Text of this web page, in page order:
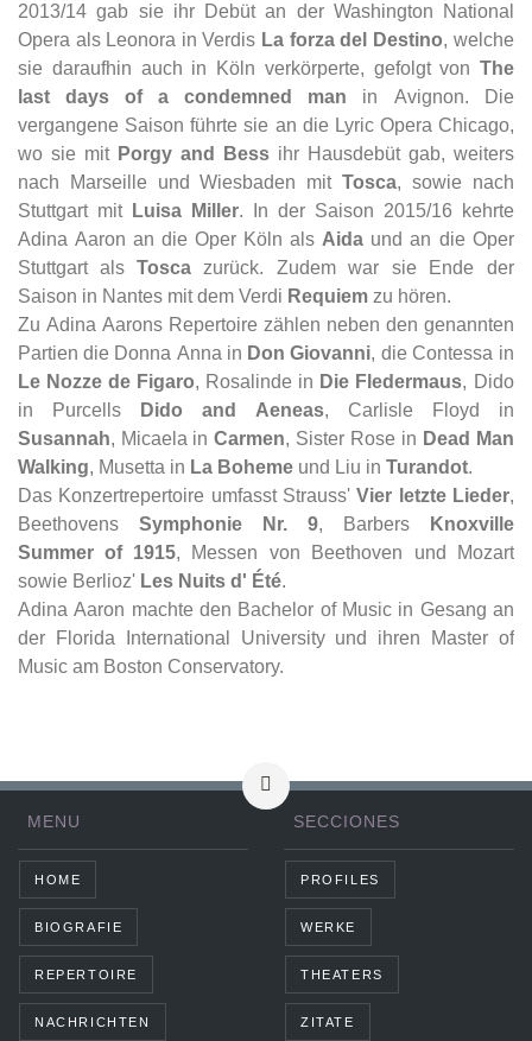
2013/14 gab sie ihr Debüt an der Washington National
Opera als Leonora in Verdis La forza del Destino, welche
sie daraufhin auch in Köln verkörperte, gefolgt von The
last days of a condemned man in Avignon. Die
vergangene Saison führte sie an die Lyric Opera Chicago,
wo sie mit Porgy and Bess ihr Hausdebüt gab, weiters
nach Marseille und Wiesbaden mit Tosca, sowie nach
Stuttgart mit Luisa Miller. In der Saison 2015/16 kehrte
Adina Aaron an die Oper Köln als Aida und an die Oper
Stuttgart als Tosca zurück. Zudem war sie Ende der
Saison in Nantes mit dem Verdi Requiem zu hören.
Zu Adina Aarons Repertoire zählen neben den genannten
Partien die Donna Anna in Don Giovanni, die Contessa in
Le Nozze de Figaro, Rosalinde in Die Fledermaus, Dido
in Purcells
Dido and Aeneas, Carlisle Floyd in
Susannah, Micaela in Carmen, Sister Rose in Dead Man
Walking, Musetta in La Boheme und Liu in Turandot.
Das Konzertrepertoire umfasst Strauss' Vier letzte Lieder,
Beethovens Symphonie Nr. 9, Barbers
Knoxville
Summer of 1915, Messen von Beethoven und Mozart
sowie Berlioz' Les Nuits d' Été.
Adina Aaron machte den Bachelor of Music in Gesang an
der Florida International University und ihren Master of
Music am Boston Conservatory.
MENU
HOME
BIOGRAFIE
REPERTOIRE
NACHRICHTEN
SECCIONES
PROFILES
WERKE
THEATERS
ZITATE